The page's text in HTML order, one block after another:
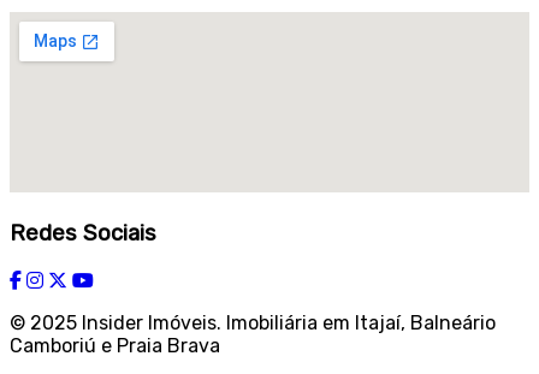
Redes Sociais
© 2025 Insider Imóveis. Imobiliária em Itajaí, Balneário
Camboriú e Praia Brava